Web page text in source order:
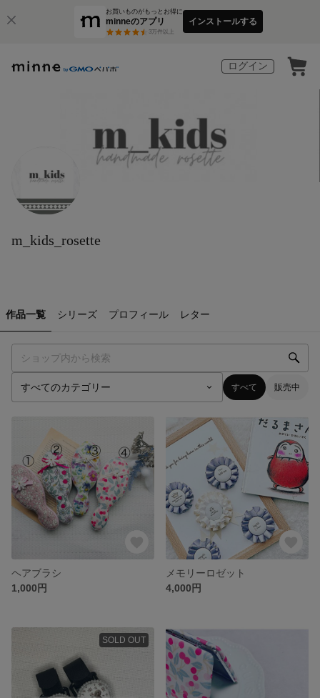
お買いものがもっとお得に
minneのアプリ
3万件以上
インストールする
ログイン
m_kids_rosette
作品一覧 シリーズ プロフィール レター
すべて 販売中
ヘアブラシ
1,000円
メモリーロゼット
4,000円
SOLD OUT